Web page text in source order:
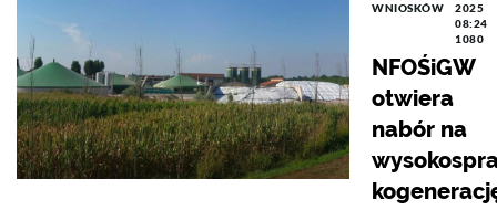
WNIOSKÓW
2025
08:24
1080
NFOŚiGW
otwiera
nabór na